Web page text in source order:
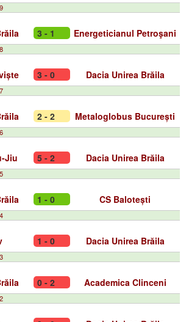
3 - 1 Energeticianul Petroşani
3 - 0 Dacia Unirea Brăila
2 - 2 Metaloglobus București
Jiu 5 - 2 Dacia Unirea Brăila
1 - 0 CS Balotești
1 - 0 Dacia Unirea Brăila
0 - 2 Academica Clinceni